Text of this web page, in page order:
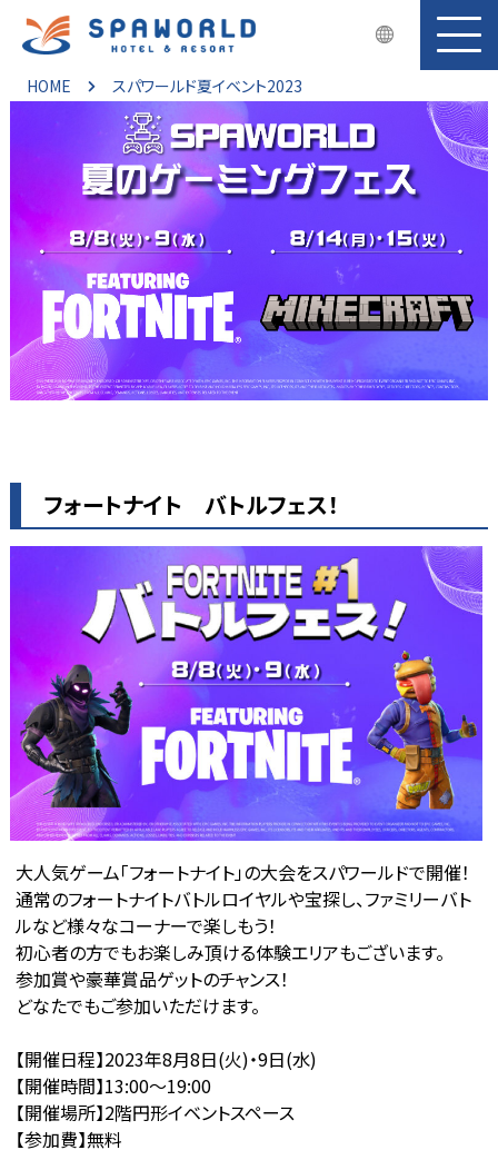
HOME スパワールド夏イベント2023
フォートナイト バトルフェス！
大人気ゲーム「フォートナイト」の大会をスパワールドで開催！
通常のフォートナイトバトルロイヤルや宝探し、ファミリーバト
ルなど様々なコーナーで楽しもう！
初心者の方でもお楽しみ頂ける体験エリアもございます。
参加賞や豪華賞品ゲットのチャンス！
どなたでもご参加いただけます。
【開催日程】2023年8月8日(火)・9日(水)
【開催時間】13:00～19:00
【開催場所】2階円形イベントスペース
【参加費】無料